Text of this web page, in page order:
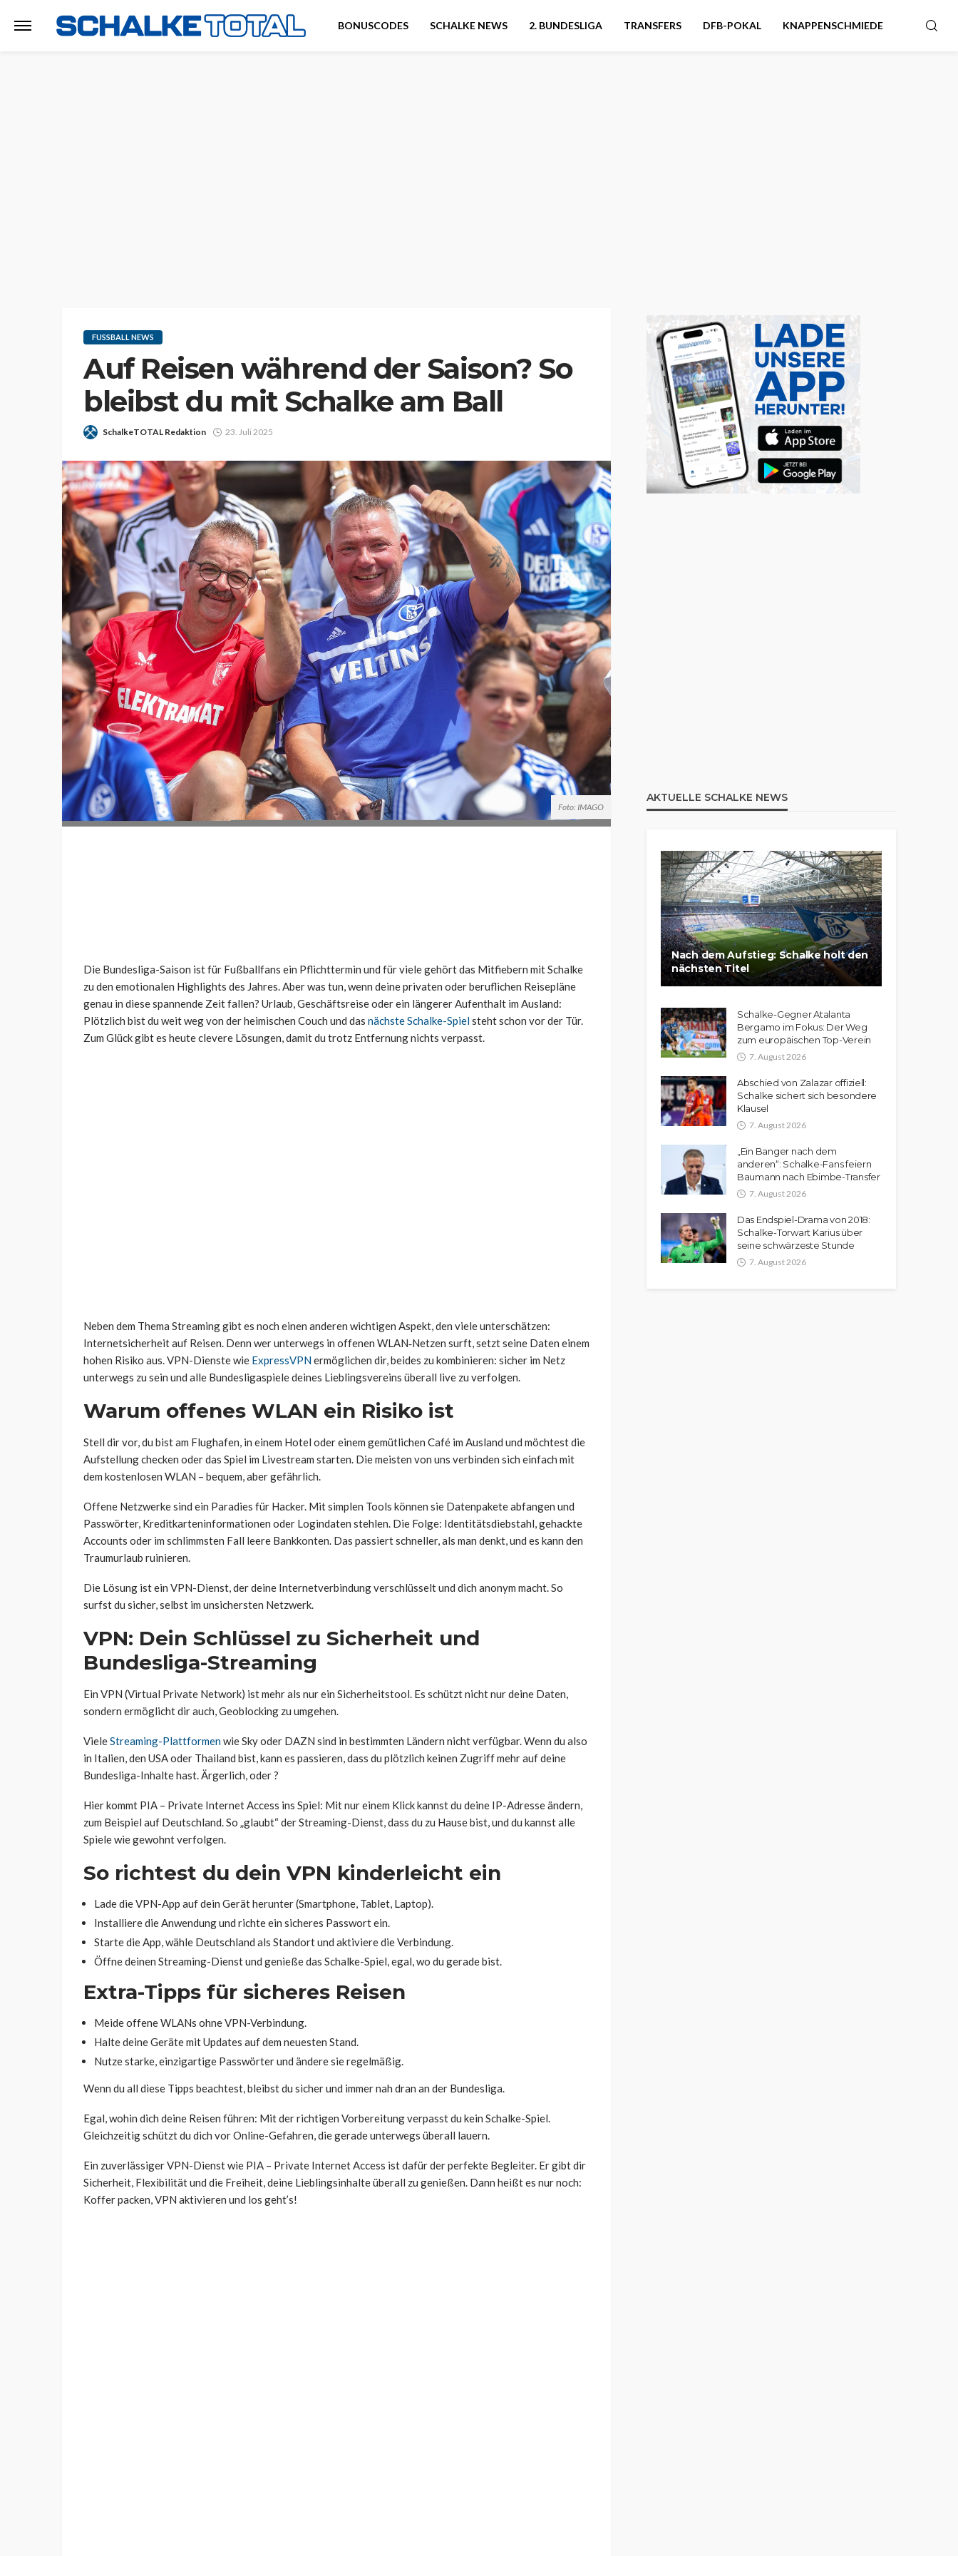
BONUSCODES SCHALKE NEWS 2. BUNDESLIGA TRANSFERS DFB-POKAL KNAPPENSCHMIEDE
FUSSBALL NEWS
Auf Reisen während der Saison? So
bleibst du mit Schalke am Ball
SchalkeTOTAL Redaktion 23. Juli 2025
Foto: IMAGO
Die Bundesliga-Saison ist für Fußballfans ein Pflichttermin und für viele gehört das Mitfiebern mit Schalke
zu den emotionalen Highlights des Jahres. Aber was tun, wenn deine privaten oder beruflichen Reisepläne
genau in diese spannende Zeit fallen? Urlaub, Geschäftsreise oder ein längerer Aufenthalt im Ausland:
Plötzlich bist du weit weg von der heimischen Couch und das nächste Schalke-Spielsteht schon vor der Tür.
Zum Glück gibt es heute clevere Lösungen, damit du trotz Entfernung nichts verpasst.
Neben dem Thema Streaming gibt es noch einen anderen wichtigen Aspekt, den viele unterschätzen:
Internetsicherheit auf Reisen. Denn wer unterwegs in offenen WLAN‑Netzen surft, setzt seine Daten einem
hohen Risiko aus. VPN-Dienste wie ExpressVPNermöglichen dir, beides zu kombinieren: sicher im Netz
unterwegs zu sein und alle Bundesligaspiele deines Lieblingsvereins überall live zu verfolgen.
Warum offenes WLAN ein Risiko ist
Stell dir vor, du bist am Flughafen, in einem Hotel oder einem gemütlichen Café im Ausland und möchtest die
Aufstellung checken oder das Spiel im Livestream starten. Die meisten von uns verbinden sich einfach mit
dem kostenlosen WLAN – bequem, aber gefährlich.
Offene Netzwerke sind ein Paradies für Hacker. Mit simplen Tools können sie Datenpakete abfangen und
Passwörter, Kreditkarteninformationen oder Logindaten stehlen. Die Folge: Identitätsdiebstahl, gehackte
Accounts oder im schlimmsten Fall leere Bankkonten. Das passiert schneller, als man denkt, und es kann den
Traumurlaub ruinieren.
Die Lösung ist ein VPN-Dienst, der deine Internetverbindung verschlüsselt und dich anonym macht. So
surfst du sicher, selbst im unsichersten Netzwerk.
VPN: Dein Schlüssel zu Sicherheit und
Bundesliga-Streaming
Ein VPN (Virtual Private Network) ist mehr als nur ein Sicherheitstool. Es schützt nicht nur deine Daten,
sondern ermöglicht dir auch, Geoblocking zu umgehen.
VieleStreaming-Plattformenwie Sky oder DAZN sind in bestimmten Ländern nicht verfügbar. Wenn du also
in Italien, den USA oder Thailand bist, kann es passieren, dass du plötzlich keinen Zugriff mehr auf deine
Bundesliga-Inhalte hast. Ärgerlich, oder ?
Hier kommt PIA – Private Internet Access ins Spiel: Mit nur einem Klick kannst du deine IP-Adresse ändern,
zum Beispiel auf Deutschland. So „glaubt“ der Streaming-Dienst, dass du zu Hause bist, und du kannst alle
Spiele wie gewohnt verfolgen.
So richtest du dein VPN kinderleicht ein
Lade die VPN-App auf dein Gerät herunter (Smartphone, Tablet, Laptop).
Installiere die Anwendung und richte ein sicheres Passwort ein.
Starte die App, wähle Deutschland als Standort und aktiviere die Verbindung.
Öffne deinen Streaming-Dienst und genieße das Schalke-Spiel, egal, wo du gerade bist.
Extra-Tipps für sicheres Reisen
Meide offene WLANs ohne VPN-Verbindung.
Halte deine Geräte mit Updates auf dem neuesten Stand.
Nutze starke, einzigartige Passwörter und ändere sie regelmäßig.
Wenn du all diese Tipps beachtest, bleibst du sicher und immer nah dran an der Bundesliga.
Egal, wohin dich deine Reisen führen: Mit der richtigen Vorbereitung verpasst du kein Schalke-Spiel.
Gleichzeitig schützt du dich vor Online-Gefahren, die gerade unterwegs überall lauern.
Ein zuverlässiger VPN-Dienst wie PIA – Private Internet Access ist dafür der perfekte Begleiter. Er gibt dir
Sicherheit, Flexibilität und die Freiheit, deine Lieblingsinhalte überall zu genießen. Dann heißt es nur noch:
Koffer packen, VPN aktivieren und los geht’s!
AKTUELLE SCHALKE NEWS
Nach dem Aufstieg: Schalke holt den
nächsten Titel
Schalke-Gegner Atalanta
Bergamo im Fokus: Der Weg
zum europäischen Top-Verein
7. August 2026
Abschied von Zalazar offiziell:
Schalke sichert sich besondere
Klausel
7. August 2026
„Ein Banger nach dem
anderen“: Schalke-Fans feiern
Baumann nach Ebimbe-Transfer
7. August 2026
Das Endspiel-Drama von 2018:
Schalke-Torwart Karius über
seine schwärzeste Stunde
7. August 2026